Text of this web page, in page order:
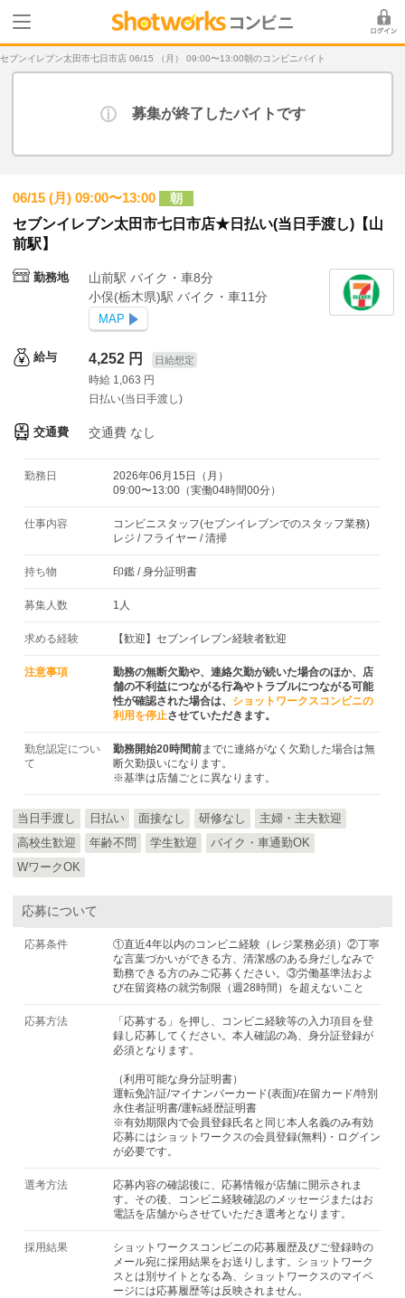
セブンイレブン太田市七日市店 06/15 （月） 09:00〜13:00朝のコンビニバイト
募集が終了したバイトです
06/15 (月) 09:00〜13:00 朝
セブンイレブン太田市七日市店★日払い(当日手渡し)【山
前駅】
勤務地
山前駅 バイク・車8分
小俣(栃木県)駅 バイク・車11分
MAP
給与 4,252 円 日給想定
時給 1,063 円
日払い(当日手渡し)
交通費 交通費 なし
勤務日
2026年06月15日（月）
09:00〜13:00（実働04時間00分）
仕事内容
コンビニスタッフ(セブンイレブンでのスタッフ業務)
レジ / フライヤー / 清掃
持ち物 印鑑 /身分証明書
募集人数 1人
求める経験 【歓迎】セブンイレブン経験者歓迎
注意事項
勤務の無断欠勤や、連絡欠勤が続いた場合のほか、店
舗の不利益につながる行為やトラブルにつながる可能
性が確認された場合は、
ショットワークスコンビニの
利用を停止させていただきます。
勤怠認定につい
て
勤務開始20時間前までに連絡がなく欠勤した場合は無
断欠勤扱いになります。
※基準は店舗ごとに異なります。
当日手渡し 日払い 面接なし 研修なし
主婦・主夫歓迎
高校生歓迎
年齢不問 学生歓迎
バイク・車通勤OK
WワークOK
応募について
応募条件
①直近4年以内のコンビニ経験（レジ業務必須）②丁寧
な言葉づかいができる方、清潔感のある身だしなみで
勤務できる方のみご応募ください。③労働基準法およ
び在留資格の就労制限（週28時間）を超えないこと
応募方法
「応募する」を押し、コンビニ経験等の入力項目を登
録し応募してください。本人確認の為、身分証登録が
必須となります。
（利用可能な身分証明書）
運転免許証/マイナンバーカード(表面)/在留カード/特別
永住者証明書/運転経歴証明書
※有効期限内で会員登録氏名と同じ本人名義のみ有効
応募にはショットワークスの会員登録(無料)・ログイン
が必要です。
選考方法
応募内容の確認後に、応募情報が店舗に開示されま
す。その後、コンビニ経験確認のメッセージまたはお
電話を店舗からさせていただき選考となります。
採用結果
ショットワークスコンビニの応募履歴及びご登録時の
メール宛に採用結果をお送りします。ショットワーク
スとは別サイトとなる為、ショットワークスのマイペ
ージには応募履歴等は反映されません。